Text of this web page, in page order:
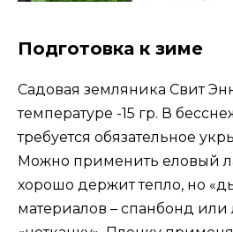
Подготовка к зиме
Садовая земляника Свит
температуре -15 гр. В
требуется обязательное
Можно применить еловый
хорошо держит тепло, но
материалов – спанбонд